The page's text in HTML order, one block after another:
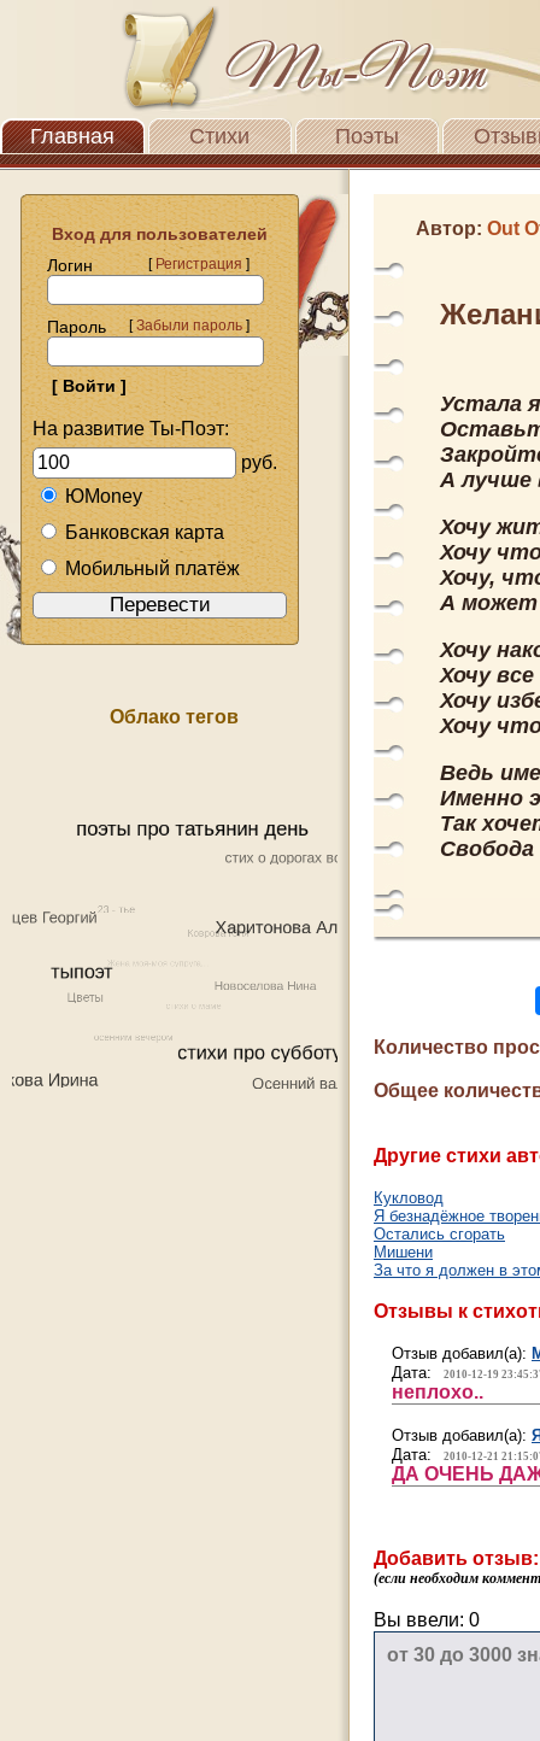
Главная Стихи Поэты
Вход для пользователей
Логин
[Регистрация]
Пароль [Забыли пароль]
На развитие Ты-Поэт:
руб.
ЮMoney
Банковская карта
Мобильный платёж
Облако тегов
Автор: Out
Устала
А лучше
Хочу
Хочу
Хочу,
А может
Хочу
Хочу
Хочу
Хочу
Ведь
Именно
Так
Свобода
Количество
Общее
Другие стихи
Кукловод
Я безнадёжное
Остались сгорать
Мишени
За что я должен в
Отзывы к
Отзыв добавил(а):
Дата:
2010-12-19
неплохо..
Отзыв добавил(а):
Дата:
2010-12-21
ДА ОЧЕНЬ
Добавить отзыв:
(если необходим
Вы ввели: 0